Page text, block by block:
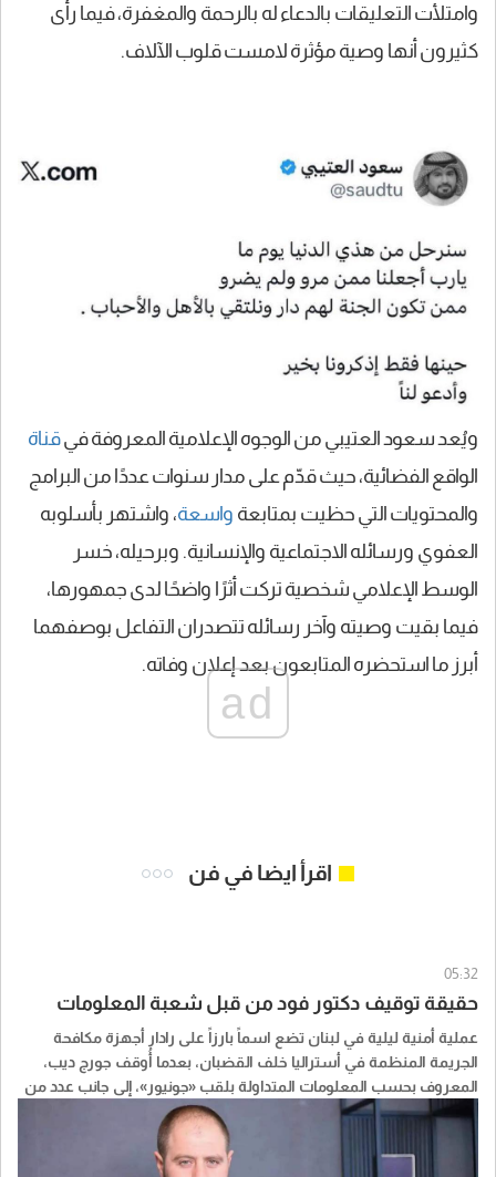
وامتلأت التعليقات بالدعاء له بالرحمة والمغفرة، فيما رأى
كثيرون أنها وصية مؤثرة لامست قلوب الآلاف.
ويُعد سعود العتيبي من الوجوه الإعلامية المعروفة فيقناة
الواقع الفضائية، حيث قدّم على مدار سنوات عددًا من البرامج
والمحتويات التي حظيت بمتابعة واسعة، واشتهر بأسلوبه
العفوي ورسائله الاجتماعية والإنسانية. وبرحيله، خسر
الوسط الإعلامي شخصية تركت أثرًا واضحًا لدى جمهورها،
فيما بقيت وصيته وآخر رسائله تتصدران التفاعل بوصفهما
أبرز ما استحضره المتابعون بعد إعلان وفاته.
ad
اقرأ ايضا في فن
05:32
حقيقة توقيف دكتور فود من قبل شعبة المعلومات
عملية أمنية ليلية في لبنان تضع اسماً بارزاً على رادار أجهزة مكافحة
الجريمة المنظمة في أستراليا خلف القضبان، بعدما أُوقف جورج ديب،
المعروف بحسب المعلومات المتداولة بلقب «جونيور»، إلى جانب عدد من
الأشخاص في إطار عملية طالت مشتبهًا بهم في ملفات مرتبطة